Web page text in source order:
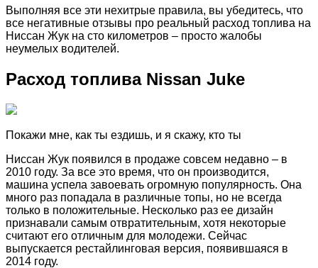
Выполняя все эти нехитрые правила, вы убедитесь, что
все негативные отзывы про реальный расход топлива на
Ниссан Жук на сто километров – просто жалобы
неумелых водителей.
Расход топлива Nissan Juke
Покажи мне, как ты ездишь, и я скажу, кто ты
Ниссан Жук появился в продаже совсем недавно – в
2010 году. За все это время, что он производится,
машина успела завоевать огромную популярность. Она
много раз попадала в различные топы, но не всегда
только в положительные. Несколько раз ее дизайн
признавали самым отвратительным, хотя некоторые
считают его отличным для молодежи. Сейчас
выпускается рестайлинговая версия, появившаяся в
2014 году.